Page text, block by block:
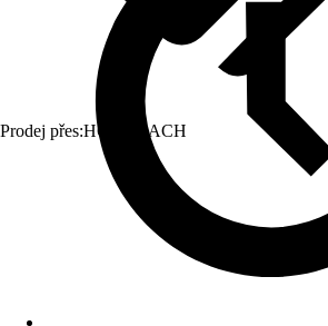
Prodej přes:HORNBACH